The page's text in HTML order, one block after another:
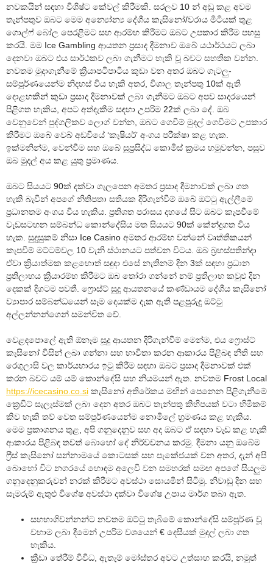
නවකයින් සඳහා විශිෂ්ට කේවල් කිරීමකි. සරලව 10 න් අඩු කළ අවම
තැන්පතුව ඔබට මෙම අන්‍යෝන්‍ය දේශීය කැසිනෝ/වරාය මිටියක් තුළ
ගොල්ෆ් බෝල පෙරළීමට සහ ආරම්භ කිරීමට ඔබට උපකාර කිරීම පහසු
කරයි. මම Ice Gambling ආයතන ප්‍රසාද දීමනාව ඔබේ යථාර්ථයට ලබා
දෙනවා ඔබට එය සාර්ථකව ලබා ගැනීමට හැකි වූ බවට සහතික වන්න.
නවතම මුදාගැනීමේ ක්‍රියාපටිපාටිය කුඩා වන අතර ඔබට ගැටලු-
සම්පූර්ණයෙන්ම නිදහස් විය හැකි අතර, විශාල තැන්පතු 10ක් ඇති
දොළහකින් කුඩා ප්‍රසාද දීමනාවක් ලබා ගැනීමට ඔබට අපව සාදරයෙන්
පිළිගත හැකිය, අපට අත්දැකීම සඳහා උපරිම 22ක් ලබා දේ. ඔබ
වෙනුවෙන් පුද්ගලිකව ලොග් වන්න, ඔබට ගෙවීම් මුදල් ගෙවීමට උපකාර
කිරීමට ඔබේ වෙබ් අඩවියේ ‘කැෂියර්’ අංගය පරීක්ෂා කළ හැක.
ඉක්මනින්ම, වෙන්වීම සහ ඔබේ සුප්‍රසිද්ධ කොමිස් ක්‍රමය හමුවන්න, පසුව
ඔබ මුදල් අය කළ යුතු ප්‍රමාණය.
ඔබට සියයට 90ක් දක්වා ගැලපෙන අමතර ප්‍රසාද දීමනාවක් ලබා ගත
හැකි බැවින් අපගේ නිතිපතා සතියක දිරිගැන්වීම් ඔබේ ඔට්ටු ඇල්ලීමේ
ප්‍රධානතම අංගය විය හැකිය. ප්‍රතිශත පරාසය දහයේ සිට ඔබට කැපවීමේ
වැඩසටහන සම්බන්ධ කොන්දේසිය මත සියයට 90ක් කේන්ද්‍රගත විය
හැක. සුදුසුකම් නිසා Ice Casino අමතර ආරම්භ වන්නේ වෘත්තිකයන්
කැපවීම් මට්ටම්වල 10 වැනි ස්ථානයට පත්වන විටය. ඔබ බ්‍රහස්පතින්දා
ඒවා ක්‍රියාත්මක කළහොත් සඳුදා එසේ නැතිනම් දින 3ක් සඳහා ප්‍රධාන
ප්‍රතිලාභය ක්‍රියාරම්භ කිරීමට ඔබ තෝරා ගන්නේ නම් ප්‍රතිලාභ කවුළු දින
දෙකක් දිගටම පවතී. ෆ්‍රොස්ට් සූදු ආයතනයේ කණ්ඩායම දේශීය කැසිනෝ
ව්‍යාපාර සම්බන්ධයෙන් සෑම දෙයක්ම දැක ඇති පළපුරුදු ඔට්ටු
අල්ලන්නන්ගෙන් සමන්විත වේ.
වෙළඳපොලේ ඇති ඕනෑම සූදු ආයතන දිරිගැන්වීම් මෙන්ම, එය ෆ්‍රොස්ට්
කැසිනෝ විසින් ලබා ගන්නා සහ භාවිතා කරන ආකාරය පිළිබඳ නීති සහ
රෙගුලාසි වල කාර්යභාරය ඉටු කිරීම සඳහා ඔබට ප්‍රසාද දීමනාවක් එක්
කරන බවට යම් යම් කොන්දේසි සහ නියමයන් ඇත. නවතම Frost Local
https://icecasino.co.si කැසිනෝ අතිරේකය මඟින් පෙනෙන පිළිගැනීමේ
ක්‍රෙඩිට් සැලැස්මක් ලබා දෙන අතර ඔබට තැන්පතු කිහිපයක් වටා හිමිකම්
කිව හැකි තව් වෙත සම්පූර්ණයෙන්ම නොමිලේ භ්‍රමණය කළ හැකිය.
මෙම ප්‍රකාශනය තුළ, අපි ගනුදෙනුව සහ අද ඔබට ඒ සඳහා වැඩ කළ හැකි
ආකාරය පිළිබඳ තවත් බොහෝ දේ නිර්වචනය කරමු. දීමනා යනු ඔබේම
ෆ්‍රීස් කැසිනෝ සන්නාමයේ කොටසක් සහ පැකේජයක් වන අතර, දැන් අපි
බොහෝ විට නගරයේ හොඳම අලෙවි වන සමහරක් සමඟ අපගේ සියලුම
ගනුදෙනුකරුවන් නරක් කිරීමට අවස්ථා සොයමින් සිටිමු. නිවාඩු දින සහ
සැමරුම් ඇතුළු විශේෂ අවස්ථා දක්වා විශේෂ උපාය මාර්ග තබා ඇත.
සහභාගිවන්නන්ට නවතම ඔට්ටු තැබීමේ කොන්දේසි සම්පූර්ණ වූ
වහාම ලබා දීමෙන් උපරිම වශයෙන් € දෙසීයක් මුදල් ලබා ගත
හැකිය.
ක්‍රීඩා තේරීම් විවිධ, ඇතැම් මෝස්තර අවට උත්සාහ කරයි, නමුත්